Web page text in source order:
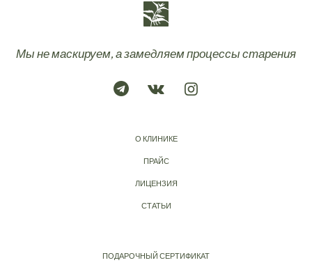
Мы не маскируем, а замедляем процессы старения
О КЛИНИКЕ
ПРАЙС
ЛИЦЕНЗИЯ
СТАТЬИ
ПОДАРОЧНЫЙ СЕРТИФИКАТ